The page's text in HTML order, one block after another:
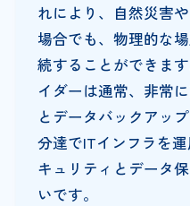
れにより、自然災害
場合でも、物理的な
続することができま
イダーは通常、非常
とデータバックアッ
分達でITインフラを
キュリティとデータ
いです。